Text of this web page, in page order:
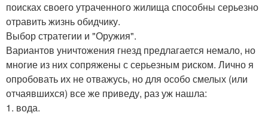
поисках своего утраченного жилища способны серьезно
отравить жизнь обидчику.
Выбор стратегии и "Оружия".
Вариантов уничтожения гнезд предлагается немало, но
многие из них сопряжены с серьезным риском. Лично я
опробовать их не отважусь, но для особо смелых (или
отчаявшихся) все же приведу, раз уж нашла:
1. вода.